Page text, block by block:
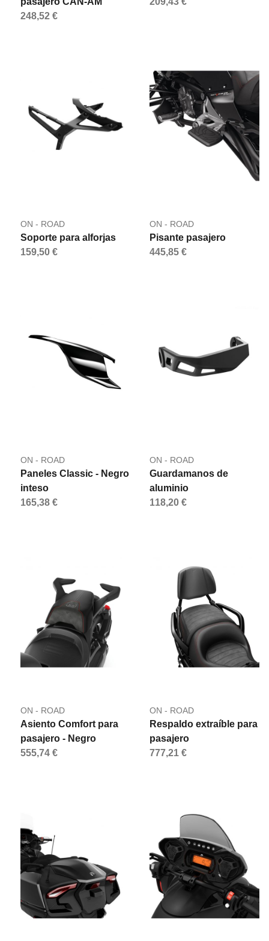
248,52 €
ON - ROAD
Soporte para alforjas
159,50 €
ON - ROAD
Pisante pasajero
445,85 €
ON - ROAD
Paneles Classic - Negro
inteso
165,38 €
ON - ROAD
Guardamanos de
aluminio
118,20 €
ON - ROAD
Asiento Comfort para
pasajero - Negro
555,74 €
ON - ROAD
Respaldo extraíble para
pasajero
777,21 €